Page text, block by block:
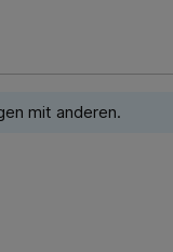
mit anderen.